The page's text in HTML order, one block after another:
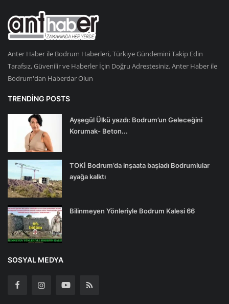
Anter Haber ile Bodrum Haberleri, Türkiye Gündemini Takip Edin
Tarafsız, Güvenilir ve Haberler İçin Doğru Adrestesiniz. Anter Haber ile
Bodrum'dan Haberdar Olun
TRENDING POSTS
Ayşegül Ülkü yazdı: Bodrum’un Geleceğini
Korumak- Beton...
TOKİ Bodrum’da inşaata başladı Bodrumlular
ayağa kalktı
Bilinmeyen Yönleriyle Bodrum Kalesi 66
SOSYAL MEDYA